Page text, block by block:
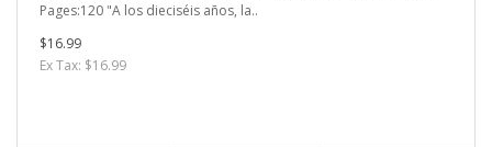
Pages:120 "A los dieciséis años, la..
$16.99
Ex Tax: $16.99